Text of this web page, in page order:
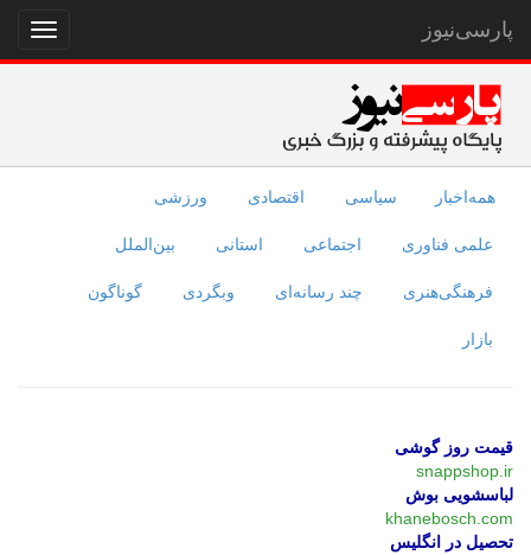
نمایش
منو
پارسی‌نیوز
همه‌اخبار سیاسی اقتصادی ورزشی
علمی فناوری اجتماعی استانی بین‌الملل
فرهنگی‌هنری چند رسانه‌ای وبگردی گوناگون
بازار
قیمت روز گوشی
snappshop.ir
لباسشویی بوش
khanebosch.com
تحصیل در انگلیس